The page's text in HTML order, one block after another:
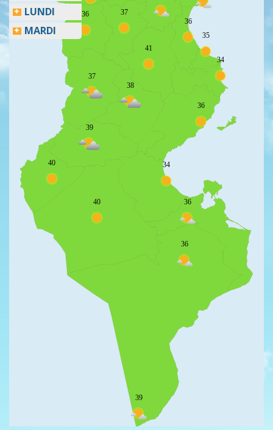
37
36
41
36
35
34
37
38
36
34
39
40
40 36
36
39
LUNDI
MARDI